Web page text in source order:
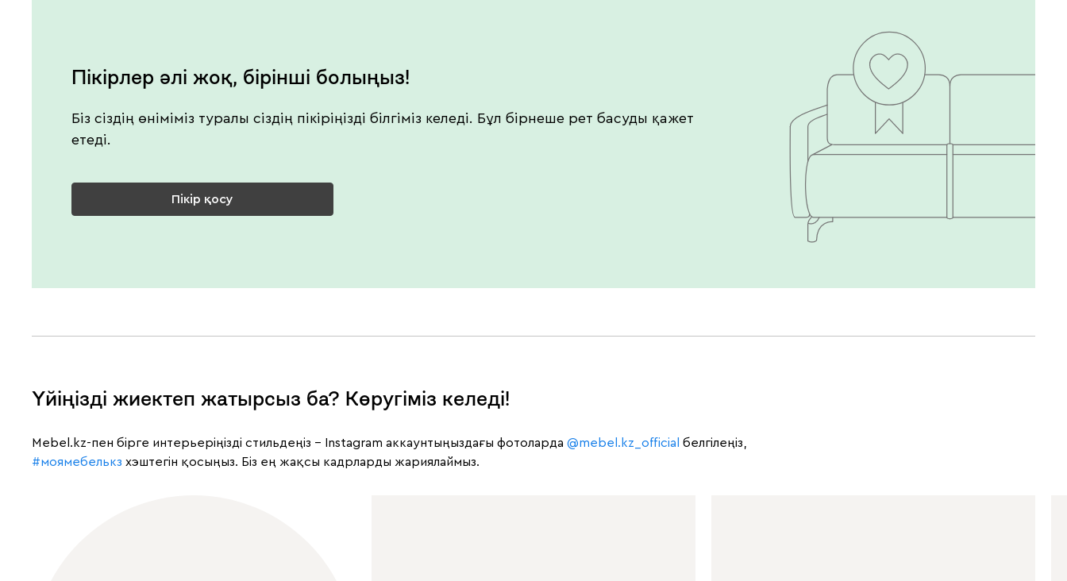
Пікірлер әлі жоқ, бірінші болыңыз!
Біз сіздің өніміміз туралы сіздің пікіріңізді білгіміз келеді. Бұл бірнеше рет басуды қажет
етеді.
Пікір қосу
Үйіңізді жиектеп жатырсыз ба? Көругіміз келеді!
Mebel.kz-пен бірге интерьеріңізді стильдеңіз – Instagram аккаунтыңыздағы фотоларда @mebel.kz_official белгілеңіз,
#моямебелькз хэштегін қосыңыз. Біз ең жақсы кадрларды жариялаймыз.